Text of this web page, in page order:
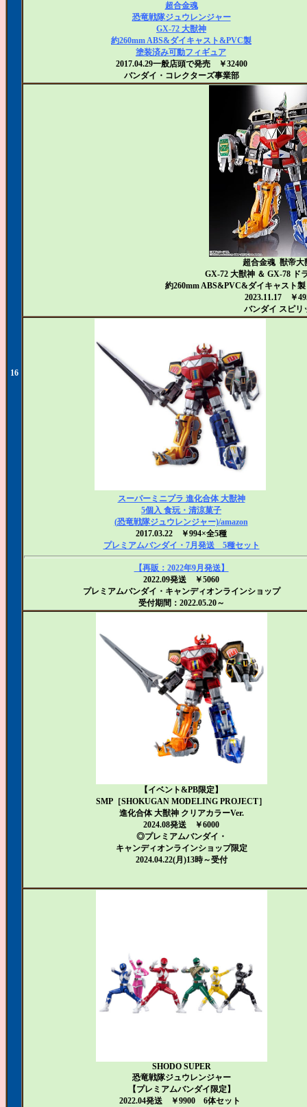
16
超合金魂
恐竜戦隊ジュウレンジャー
GX-72 大獣神
約260mm ABS&ダイキャスト&PVC製
塗装済み可動フィギュア
2017.04.29一般店頭で発売 ￥32400
バンダイ・コレクターズ事業部
超合金魂 獣帝大
GX-72 大獣神 ＆ GX-78 ド
約260mm ABS&PVC&ダイキャスト
2023.11.17 ￥
バンダイ スピリ
スーパーミニプラ 進化合体 大獣神
5個入 食玩・清涼菓子
(恐竜戦隊ジュウレンジャー)/amazon
2017.03.22 ￥994×全5種
プレミアムバンダイ・7月発送 5種セット
【再販：2022年9月発送】
2022.09発送 ￥5060
プレミアムバンダイ・キャンディオンラインショップ
受付期間：2022.05.20～
【イベント&PB限定】
SMP［SHOKUGAN MODELING PROJECT］
進化合体 大獣神 クリアカラーVer.
2024.08発送 ￥6000
◎プレミアムバンダイ・
キャンディオンラインショップ限定
2024.04.22(月)13時～受付
SHODO SUPER
恐竜戦隊ジュウレンジャー
【プレミアムバンダイ限定】
2022.04発送 ￥9900 6体セット